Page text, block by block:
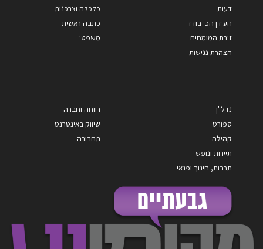
דעות
העידן הכי בודד
זירת המומחים
הצהרת נגישות
כלכלה וצרכנות
כתבה ראשית
משפטי
נדל"ן
ספורט
קהילה
תיירות ונופש
תרבות, חינוך ופנאי
רווחה וחברה
שיווק באינטרנט
תחבורה